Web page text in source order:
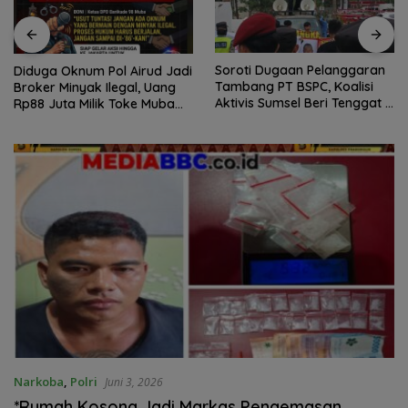
Diduga Oknum Pol Airud Jadi
Broker Minyak Ilegal, Uang
Rp88 Juta Milik Toke Muba
Soroti Dugaan Pelanggaran
Tambang PT BSPC, Koalisi
Aktivis Sumsel Beri Tenggat 1
Narkoba, Polri Juni 3, 2026